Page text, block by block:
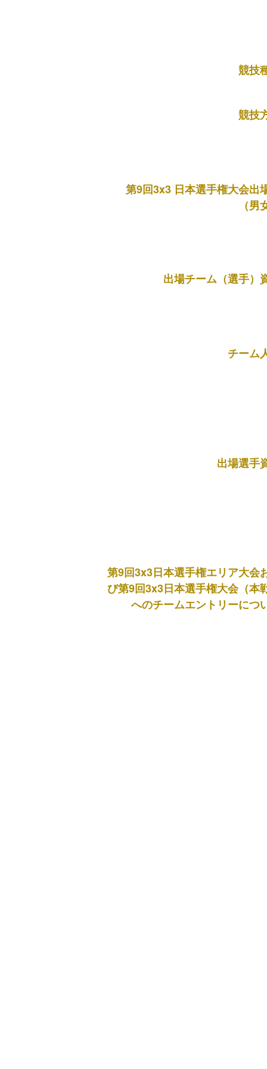
競技
競技
第9回3x3 日本選手権大会出
（男
出場チーム（選手）
チーム
出場選手
第9回3x3日本選手権エリア大会
び第9回3x3日本選手権大会（本
へのチームエントリーにつ